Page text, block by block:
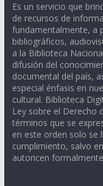
Es un servicio que
de recursos de
fundamentalmente, a
bibliográficos,
a la Biblioteca
difusión del
documental del país,
especial énfasis en
cultural. Biblioteca
Ley sobre el Derecho
términos que se
en este orden solo se
cumplimiento, salvo
autoricen